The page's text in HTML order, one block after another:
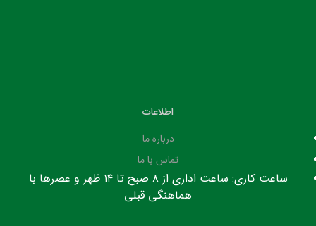
اطلاعات
درباره ما
تماس با ما
ساعت کاری: ساعت اداری از ۸ صبح تا ۱۴ ظهر و عصرها با
هماهنگی قبلی